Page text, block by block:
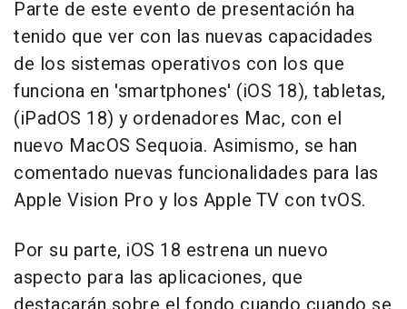
Parte de este evento de presentación ha
tenido que ver con las nuevas capacidades
de los sistemas operativos con los que
funciona en 'smartphones' (iOS 18), tabletas,
(iPadOS 18) y ordenadores Mac, con el
nuevo MacOS Sequoia. Asimismo, se han
comentado nuevas funcionalidades para las
Apple Vision Pro y los Apple TV con tvOS.
Por su parte, iOS 18 estrena un nuevo
aspecto para las aplicaciones, que